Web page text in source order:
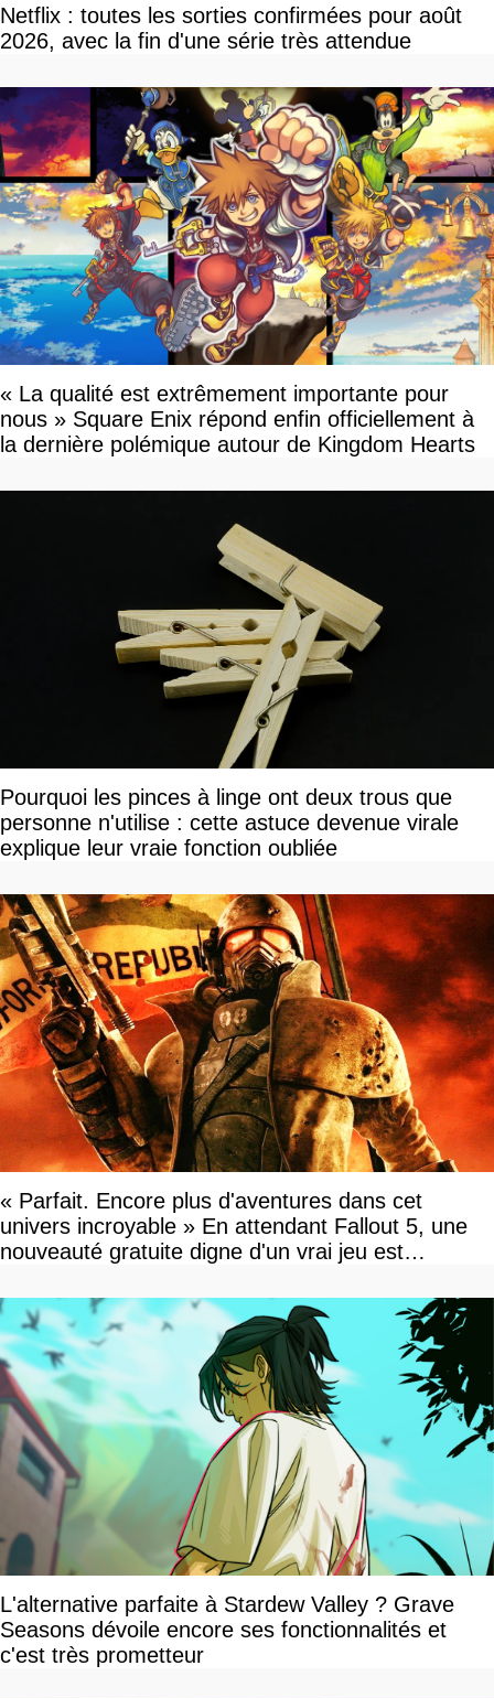
Netflix : toutes les sorties confirmées pour août
2026, avec la fin d'une série très attendue
« La qualité est extrêmement importante pour
nous » Square Enix répond enfin officiellement à
la dernière polémique autour de Kingdom Hearts
Pourquoi les pinces à linge ont deux trous que
personne n'utilise : cette astuce devenue virale
explique leur vraie fonction oubliée
« Parfait. Encore plus d'aventures dans cet
univers incroyable » En attendant Fallout 5, une
nouveauté gratuite digne d'un vrai jeu est
L'alternative parfaite à Stardew Valley ? Grave
Seasons dévoile encore ses fonctionnalités et
c'est très prometteur